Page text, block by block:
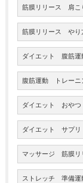
筋膜リリース 肩
筋膜リリース やり
ダイエット 腹筋運
腹筋運動 トレーニ
ダイエット おやつ
ダイエット サプリ
マッサージ 筋膜リ
ストレッチ 準備運